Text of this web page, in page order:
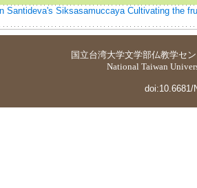
Santideva's Siksasamuccaya Cultivating the
国立台湾大学文学部仏教学セ
National Taiwan
doi:10.6681/